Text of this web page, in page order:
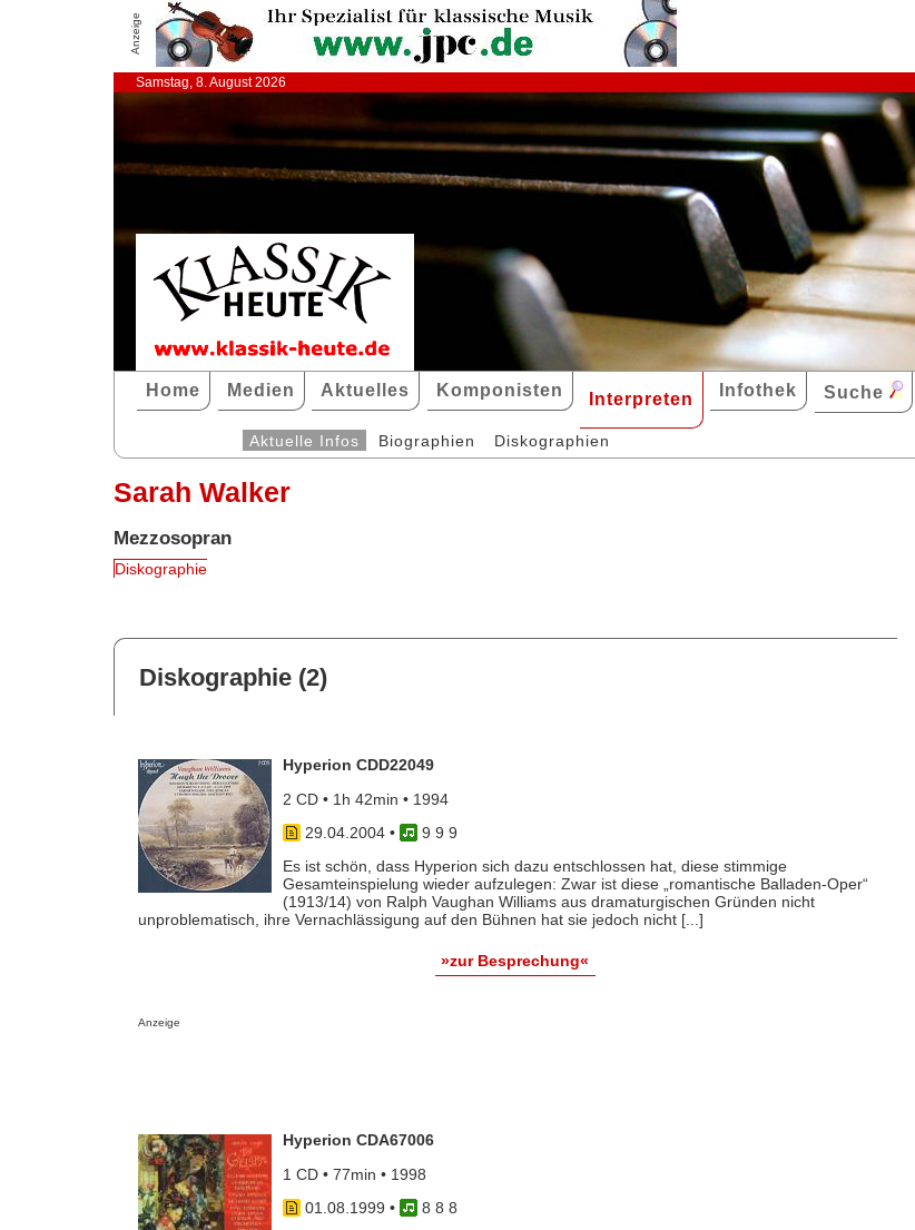
Anzeige
Samstag, 8. August 2026
Home Medien Aktuelles Komponisten Interpreten Infothek Suche
Aktuelle Infos Biographien Diskographien
Sarah Walker
Mezzosopran
Diskographie
Diskographie (2)
Hyperion CDD22049
2 CD • 1h 42min • 1994
29.04.2004•
9 9 9
Es ist schön, dass Hyperion sich dazu entschlossen hat, diese stimmige
Gesamteinspielung wieder aufzulegen: Zwar ist diese „romantische Balladen-Oper“
(1913/14) von Ralph Vaughan Williams aus dramaturgischen Gründen nicht
unproblematisch, ihre Vernachlässigung auf den Bühnen hat sie jedoch nicht [...]
»zur Besprechung«
Anzeige
Hyperion CDA67006
1 CD • 77min • 1998
01.08.1999 •
8 8 8